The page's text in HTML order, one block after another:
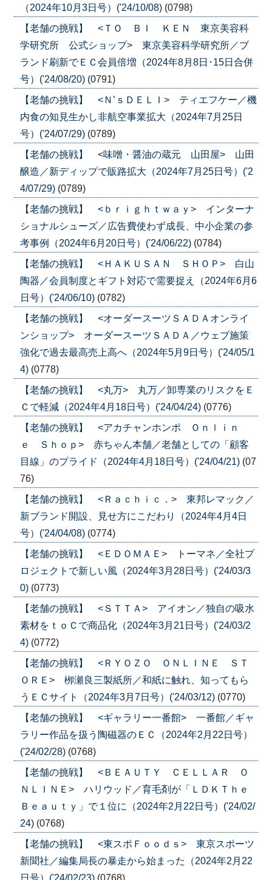
（2024年10月3日号）('24/10/08) (0798)
【老舗の挑戦】 <ＴＯ ＢＩ ＫＥＮ 東京美容科
学研究所 公式ショップ> 東京美容科学研究所／ブ
ランド刷新でＥＣ会員倍増（2024年8月8日･15日合併
号）('24/08/20) (0791)
【老舗の挑戦】 <Ｎ’ｓＤＥＬＩ> ティエフケー／機
内食の知見生かし非航空事業拡大（2024年7月25日
号）('24/07/29) (0789)
【老舗の挑戦】 <味噌・醤油の蔵元 山田屋> 山田
醸造／新ディップで販路拡大（2024年7月25日号）('2
4/07/29) (0789)
【老舗の挑戦】 <ｂｒｉｇｈｔｗａｙ> インターナ
ショナルシューズ／広告費使わず成長、中小企業の参
考事例（2024年6月20日号）('24/06/22) (0784)
【老舗の挑戦】 <ＨＡＫＵＳＡＮ ＳＨＯＰ> 白山
陶器／会員制度とギフト対応で需要捉え（2024年6月6
日号）('24/06/10) (0782)
【老舗の挑戦】 <オーダースーツＳＡＤＡオンライ
ンショップ> オーダースーツＳＡＤＡ／ウェブ施策
強化で過去最高売上高へ（2024年5月9日号）('24/05/1
4) (0778)
【老舗の挑戦】 <丸万> 丸万／卸専業のリスクをＥ
Ｃで軽減（2024年4月18日号）('24/04/24) (0776)
【老舗の挑戦】 <アカチャンホンポ Ｏｎｌｉｎ
ｅ Ｓｈｏｐ> 赤ちゃん本舗／老舗としての「顧客
目線」のプライド（2024年4月18日号）('24/04/21) (07
76)
【老舗の挑戦】 <Ｒａｃｈｉｃ．> 東邦レマック／
新ブランド開設、見せ方にこだわり（2024年4月4日
号）('24/04/08) (0774)
【老舗の挑戦】 <ＥＤＯＭＡＥ> トーマネ／全社プ
ロジェクトで新しい風（2024年3月28日号）('24/03/3
0) (0773)
【老舗の挑戦】 <ＳＴＴＡ> アイオン／独自の吸水
素材をｔｏＣで商品化（2024年3月21日号）('24/03/2
4) (0772)
【老舗の挑戦】 <ＲＹＯＺＯ ＯＮＬＩＮＥ ＳＴ
ＯＲＥ> 栁瀬良三製紙所／和紙に触れ、知ってもら
うＥＣサイト（2024年3月7日号）('24/03/12) (0770)
【老舗の挑戦】 <ギャラリー一番館> 一番館／ギャ
ラリー作品を扱う陶磁器のＥＣ（2024年2月22日号）
('24/02/28) (0768)
【老舗の挑戦】 <ＢＥＡＵＴＹ ＣＥＬＬＡＲ Ｏ
ＮＬＩＮＥ> ハリウッド／育毛剤が「ＬＤＫＴｈｅ
Ｂｅａｕｔｙ」で１位に（2024年2月22日号）('24/02/
24) (0768)
【老舗の挑戦】 <東スポＦｏｏｄｓ> 東京スポーツ
新聞社／編集局長の暴走から始まった（2024年2月22
日号）('24/02/23) (0768)